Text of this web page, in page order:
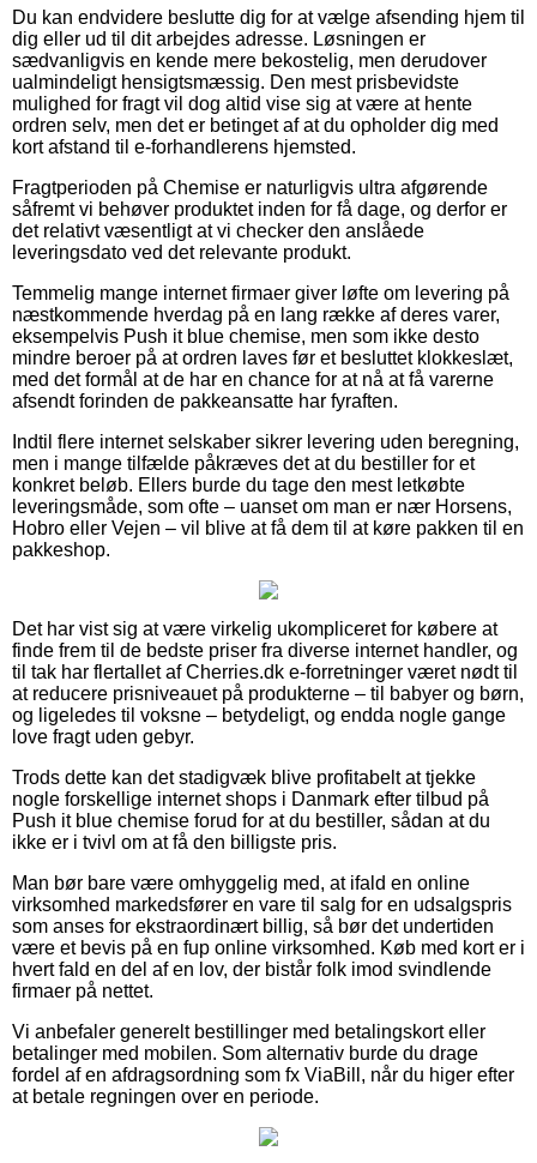
Du kan endvidere beslutte dig for at vælge afsending hjem til
dig eller ud til dit arbejdes adresse. Løsningen er
sædvanligvis en kende mere bekostelig, men derudover
ualmindeligt hensigtsmæssig. Den mest prisbevidste
mulighed for fragt vil dog altid vise sig at være at hente
ordren selv, men det er betinget af at du opholder dig med
kort afstand til e-forhandlerens hjemsted.
Fragtperioden på Chemise er naturligvis ultra afgørende
såfremt vi behøver produktet inden for få dage, og derfor er
det relativt væsentligt at vi checker den anslåede
leveringsdato ved det relevante produkt.
Temmelig mange internet firmaer giver løfte om levering på
næstkommende hverdag på en lang række af deres varer,
eksempelvis Push it blue chemise, men som ikke desto
mindre beroer på at ordren laves før et besluttet klokkeslæt,
med det formål at de har en chance for at nå at få varerne
afsendt forinden de pakkeansatte har fyraften.
Indtil flere internet selskaber sikrer levering uden beregning,
men i mange tilfælde påkræves det at du bestiller for et
konkret beløb. Ellers burde du tage den mest letkøbte
leveringsmåde, som ofte – uanset om man er nær Horsens,
Hobro eller Vejen – vil blive at få dem til at køre pakken til en
pakkeshop.
Det har vist sig at være virkelig ukompliceret for købere at
finde frem til de bedste priser fra diverse internet handler, og
til tak har flertallet af Cherries.dk e-forretninger været nødt til
at reducere prisniveauet på produkterne – til babyer og børn,
og ligeledes til voksne – betydeligt, og endda nogle gange
love fragt uden gebyr.
Trods dette kan det stadigvæk blive profitabelt at tjekke
nogle forskellige internet shops i Danmark efter tilbud på
Push it blue chemise forud for at du bestiller, sådan at du
ikke er i tvivl om at få den billigste pris.
Man bør bare være omhyggelig med, at ifald en online
virksomhed markedsfører en vare til salg for en udsalgspris
som anses for ekstraordinært billig, så bør det undertiden
være et bevis på en fup online virksomhed. Køb med kort er i
hvert fald en del af en lov, der bistår folk imod svindlende
firmaer på nettet.
Vi anbefaler generelt bestillinger med betalingskort eller
betalinger med mobilen. Som alternativ burde du drage
fordel af en afdragsordning som fx ViaBill, når du higer efter
at betale regningen over en periode.